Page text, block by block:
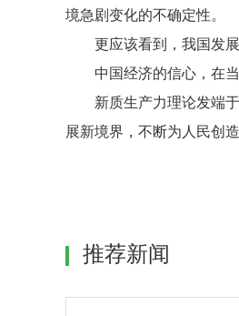
境急剧变化的不确定性。
更应该看到，我国发
中国经济的信心，在
新质生产力理论发端
展新境界，不断为人民创
推荐新闻